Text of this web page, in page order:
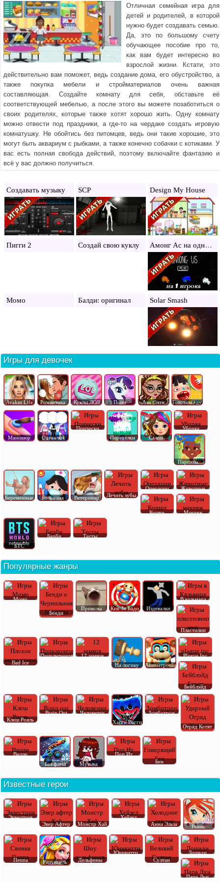
Отличная семейная игра для
детей и родителей, в которой
нужно будет создавать семью.
Да, это по большому счету
обучающее пособие про то,
как вам будет интересно во
взрослой жизни. Кстати, это
действительно вам поможет, ведь создание дома, его обустройство, а
также покупка мебели и стройматериалов очень важная
составляющая. Создайте комнату для себя, обставьте её
соответствующей мебелью, а после этого вы можете позаботиться о
своих родителях, которые также хотят хорошо жить. Одну комнату
можно отвести под праздники, а где-то на чердаке создать игровую
комнатушку. Не обойтись без питомцев, ведь они такие хорошие, это
могут быть аквариум с рыбками, а также конечно собачки с котиками. У
вас есть полная свобода действий, поэтому включайте фантазию и
всё у вас должно получиться.
Создавать музыку SCP Design My House
Пигги 2 Создай свою куклу Амонг Ас на одного игрока
Момо Балди: оригинал Solar Smash
Игры для девочек
Avakin Life Романтика Куклы ЛОЛ Пони Ава Сити Готовим еду
Маникюр Одевалки
Прически
Переделки
Салон
Уборка
Парикма..
Беременные Больница Ветеринар Лечить зубы
Операции Животные
Кошки Макияж
БТС
Барби Тесты
Популярные жанры
Момо
Бенди
Приколы Кик Зе Бади Издевалки
В кальмара
Пластилин
Bad Ice
Приключения
12 замков
На логику
Аниматроник
Plague Inc
Бейблэйд
Клеш Рояль
Brain Out
Человечки
Хагги Вагги
Зомботрон
Отряд Котят
Вилли
Без флеш
Музыка
Поп Ит
Бен
Известные герои
Эквестрия
Эвер Афтер
Монстр Хай
Хейзел
Анна Эльза
Винкс
Пеппа Рапунцель Дельфины
Юникитти
Султан
Лошади
Папа Луи